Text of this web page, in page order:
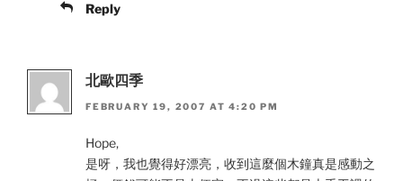
Reply
北歐四季
FEBRUARY 19, 2007 AT 4:20 PM
Hope,
是呀，我也覺得好漂亮，收到這麼個木鐘真是感動之